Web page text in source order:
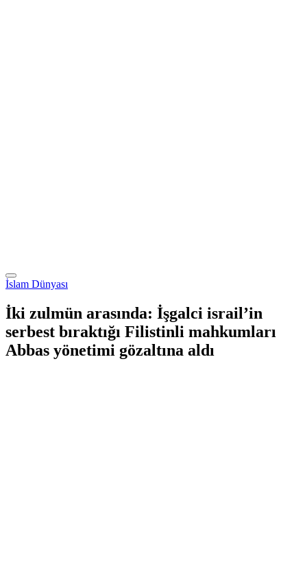
İslam Dünyası
İki zulmün arasında: İşgalci israil’in
serbest bıraktığı Filistinli mahkumları
Abbas yönetimi gözaltına aldı